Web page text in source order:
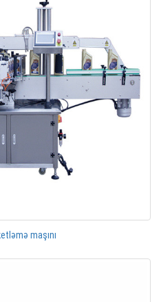
maşını